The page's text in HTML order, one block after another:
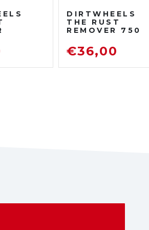
DIRTWHEELS
THE RUST
REMOVER 750
DISOSSIDANTE
RIMUOVI
€36,00